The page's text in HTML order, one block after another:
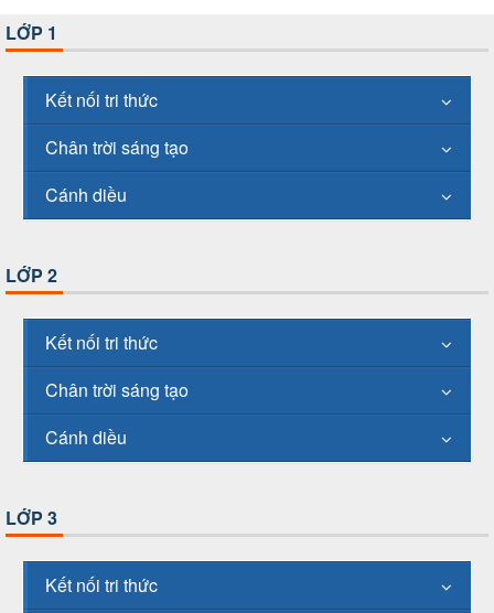
LỚP 1
Kết nối tri thức
Chân trời sáng tạo
Cánh diều
LỚP 2
Kết nối tri thức
Chân trời sáng tạo
Cánh diều
LỚP 3
Kết nối tri thức